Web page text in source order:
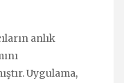
anlık
Uygulama,